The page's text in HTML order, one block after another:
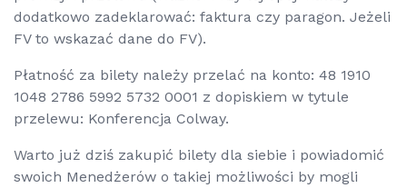
dodatkowo zadeklarować: faktura czy paragon. Jeżeli
FV to wskazać dane do FV).
Płatność za bilety należy przelać na konto: 48 1910
1048 2786 5992 5732 0001 z dopiskiem w tytule
przelewu: Konferencja Colway.
Warto już dziś zakupić bilety dla siebie i powiadomić
swoich Menedżerów o takiej możliwości by mogli